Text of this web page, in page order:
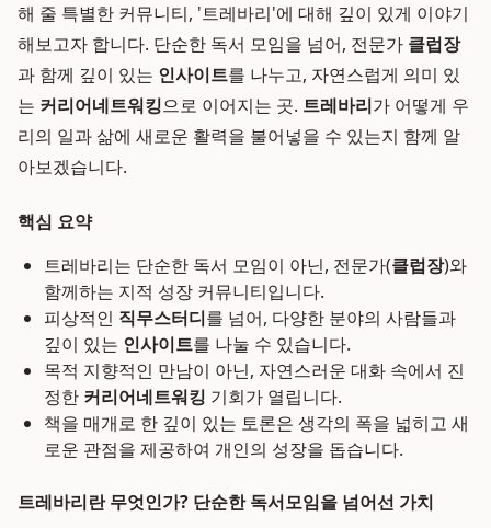
해 줄 특별한 커뮤니티, '트레바리'에 대해 깊이 있게 이야기
해보고자 합니다. 단순한 독서 모임을 넘어, 전문가 클럽장
과 함께 깊이 있는 인사이트를 나누고, 자연스럽게 의미 있
는 커리어네트워킹으로 이어지는 곳. 트레바리가 어떻게 우
리의 일과 삶에 새로운 활력을 불어넣을 수 있는지 함께 알
아보겠습니다.
핵심 요약
트레바리는 단순한 독서 모임이 아닌, 전문가(클럽장)와
함께하는 지적 성장 커뮤니티입니다.
피상적인 직무스터디를 넘어, 다양한 분야의 사람들과
깊이 있는 인사이트를 나눌 수 있습니다.
목적 지향적인 만남이 아닌, 자연스러운 대화 속에서 진
정한 커리어네트워킹 기회가 열립니다.
책을 매개로 한 깊이 있는 토론은 생각의 폭을 넓히고 새
로운 관점을 제공하여 개인의 성장을 돕습니다.
트레바리란 무엇인가? 단순한 독서모임을 넘어선 가치